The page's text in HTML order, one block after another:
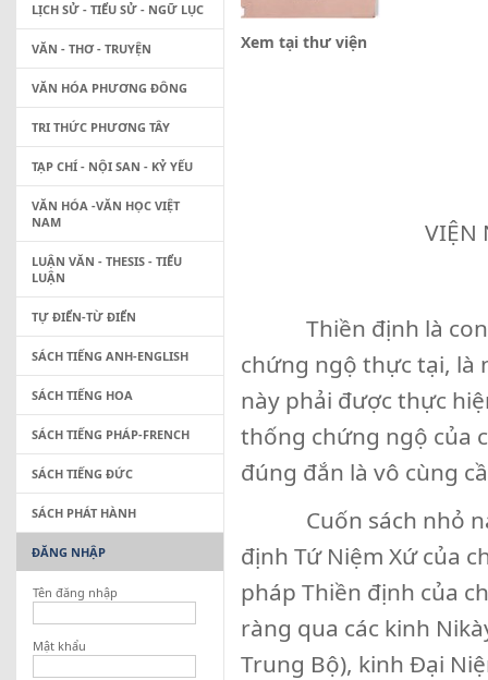
Xem tại thư viện
VIỆN
Thiền định là con
chứng ngộ thực tại, là
này phải được thực
thống chứng ngộ của
đúng đắn là vô cùng
Cuốn sách nhỏ này
định Tứ Niệm Xứ của
pháp Thiền định của
ràng qua các kinh
Trung Bộ), kinh Đại
LỊCH SỬ - TIỂU SỬ - NGỮ LỤC
VĂN - THƠ - TRUYỆN
VĂN HÓA PHƯƠNG ĐÔNG
TRI THỨC PHƯƠNG TÂY
TẠP CHÍ - NỘI SAN - KỶ YẾU
VĂN HÓA -VĂN HỌC VIỆT
NAM
LUẬN VĂN - THESIS - TIỂU
LUẬN
TỰ ĐIỂN-TỪ ĐIỂN
SÁCH TIẾNG ANH-ENGLISH
SÁCH TIẾNG HOA
SÁCH TIẾNG PHÁP-FRENCH
SÁCH TIẾNG ĐỨC
SÁCH PHÁT HÀNH
ĐĂNG NHẬP
Tên đăng nhập
Mật khẩu